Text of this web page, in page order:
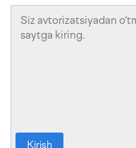
Kirish